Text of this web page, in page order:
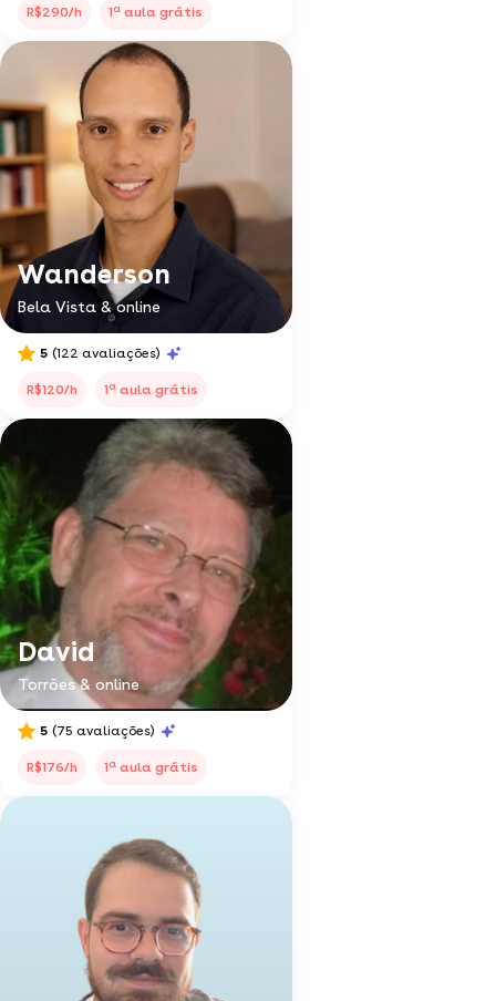
R$290/h 1a aula grátis
Wanderson
Bela Vista & online
5 (122 avaliações)
R$120/h 1a aula grátis
David
Torrões & online
5 (75 avaliações)
R$176/h 1a aula grátis